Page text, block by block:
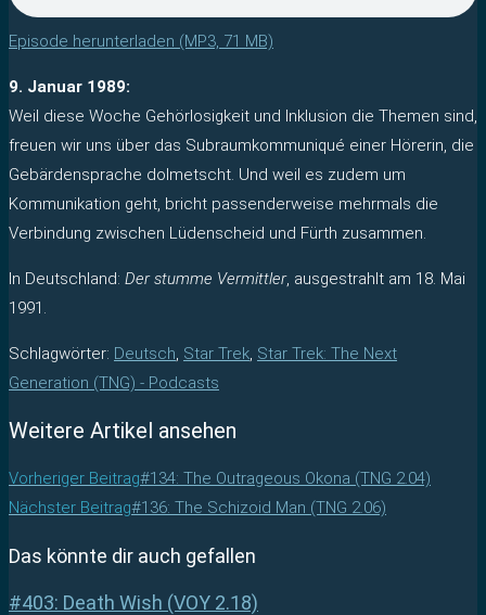
Episode herunterladen (MP3, 71 MB)
9. Januar 1989:
Weil diese Woche Gehörlosigkeit und Inklusion die Themen sind,
freuen wir uns über das Subraumkommuniqué einer Hörerin, die
Gebärdensprache dolmetscht. Und weil es zudem um
Kommunikation geht, bricht passenderweise mehrmals die
Verbindung zwischen Lüdenscheid und Fürth zusammen.
In Deutschland: Der stumme Vermittler, ausgestrahlt am 18. Mai
1991.
Schlagwörter: Deutsch, Star Trek, Star Trek: The Next
Generation (TNG) - Podcasts
Weitere Artikel ansehen
Vorheriger Beitrag#134: The Outrageous Okona (TNG 2.04)
Nächster Beitrag#136: The Schizoid Man (TNG 2.06)
Das könnte dir auch gefallen
#403: Death Wish (VOY 2.18)